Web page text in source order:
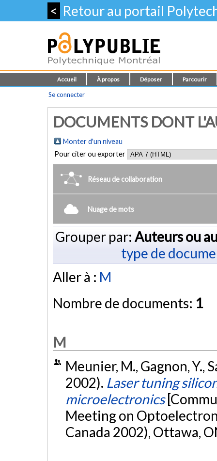
< Retour au portail
Accueil À propos Déposer Parcourir
Se connecter
DOCUMENTS DONT
Monter d'un niveau
Pour citer ou exporter
Réseau de collaboration
Nuage de mots
Grouper par: Auteurs ou
type de
Aller à : M
Nombre de documents: 1
M
Meunier, M., Gagnon, Y.,
2002). Laser tuning
microelectronics
Meeting on
Canada 2002), Ottawa,